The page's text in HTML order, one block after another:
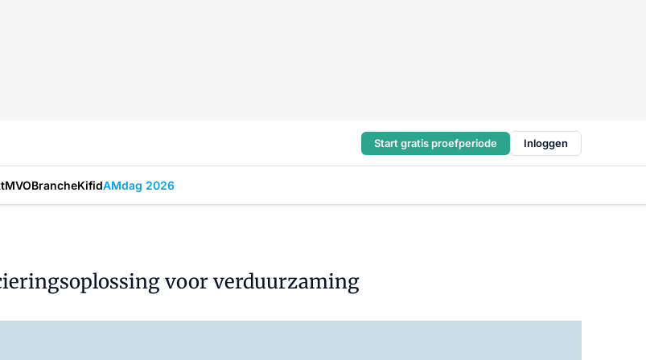
Start gratis proefperiode Inloggen
MVOBrancheKifidAMdag 2026
voor verduurzaming